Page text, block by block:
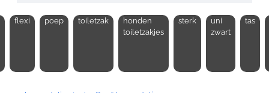
Opmerking:
flexi poep toiletzak
honden
toiletzakjes
sterk
uni
zwart
tas